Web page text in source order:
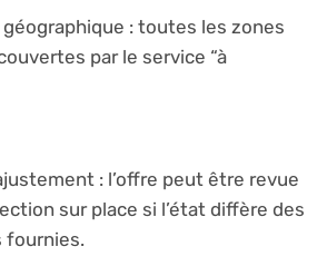
: toutes les zones
par le service “à
: l’offre peut être revue
sur place si l’état diffère des
fournies.